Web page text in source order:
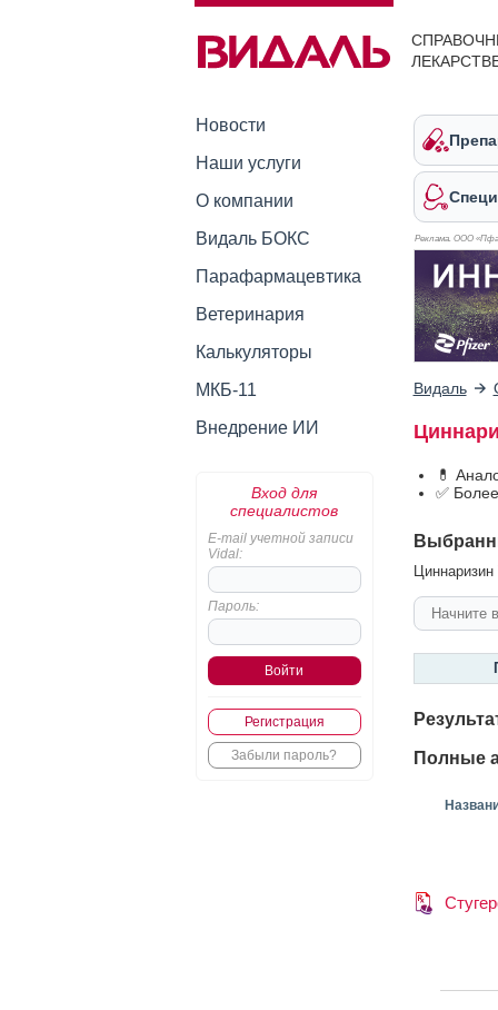
Новости
Наши услуги
О компании
Видаль БОКС
Парафармацевтика
Ветеринария
Калькуляторы
МКБ-11
Внедрение ИИ
Вход для
специалистов
E-mail учетной записи
Vidal:
Пароль:
Регистрация
Забыли пароль?
Реклама. ООО
Видаль
💊
✅
Полные